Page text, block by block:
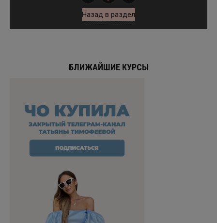
Назад в раздел
БЛИЖАЙШИЕ КУРСЫ